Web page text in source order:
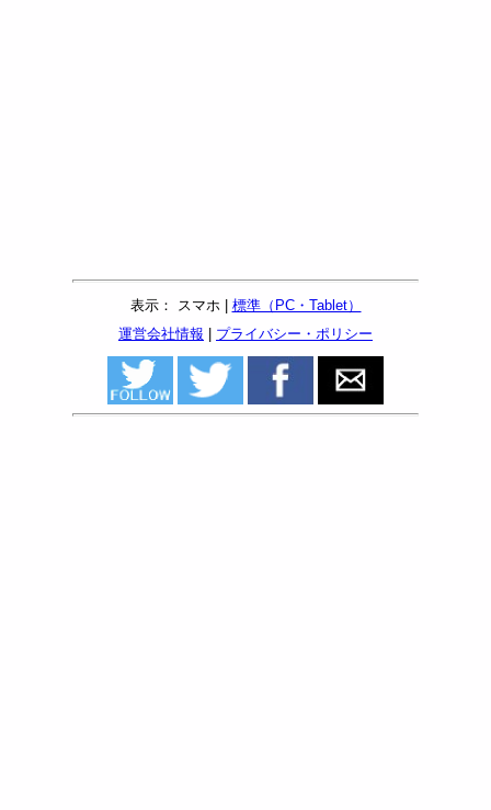
表示： スマホ | 標準（PC・Tablet）
運営会社情報 | プライバシー・ポリシー